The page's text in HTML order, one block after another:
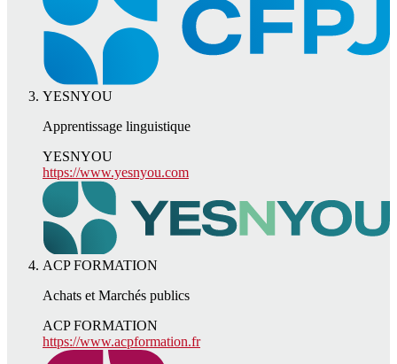
YESNYOU
Apprentissage linguistique
YESNYOU
https://www.yesnyou.com
ACP FORMATION
Achats et Marchés publics
ACP FORMATION
https://www.acpformation.fr